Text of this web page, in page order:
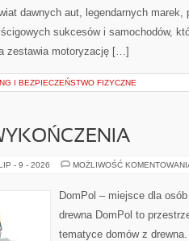
dawnych aut, legendarnych marek,
sukcesów i samochodów,
zestawia motoryzację […]
I BEZPIECZEŃSTWO FIZYCZNE
- 9 - 2026 MOŻLIWOŚĆ
DomPol – miejsce dla
drewna DomPol to
tematyce domów z